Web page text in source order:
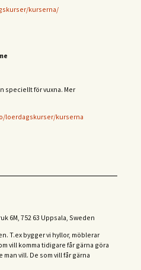
kurserna/
speciellt för vuxna. Mer
loerdagskurser/kurserna
6M, 752 63 Uppsala, Sweden
T.ex bygger vi hyllor, möblerar
vill komma tidigare får gärna göra
vill. De som vill får gärna